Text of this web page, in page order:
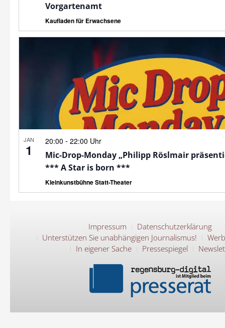
Vorgartenamt
Kaufladen für Erwachsene
JAN
1
20:00 - 22:00 Uhr
Mic-Drop-Monday „Philipp Röslmair
*** A Star is born ***
Kleinkunstbühne Statt-Theater
Impressum
Datenschutzerklärung
Unterstützen Sie unabhängigen Journalismus!
In eigener Sache
Pressespiegel